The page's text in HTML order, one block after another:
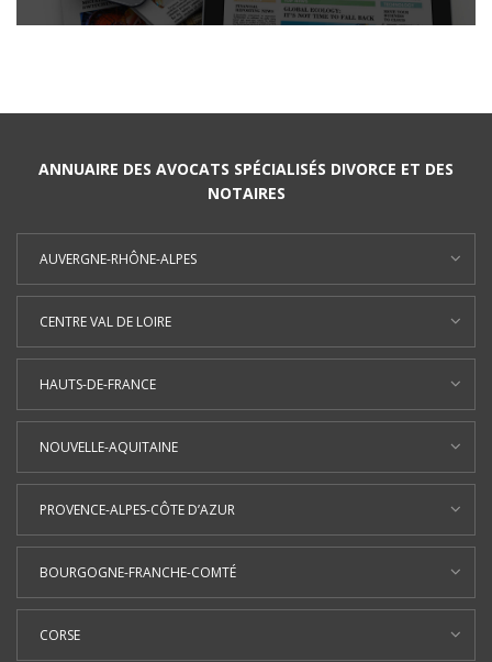
ANNUAIRE DES AVOCATS SPÉCIALISÉS DIVORCE ET DES
NOTAIRES
AUVERGNE-RHÔNE-ALPES
CENTRE VAL DE LOIRE
HAUTS-DE-FRANCE
NOUVELLE-AQUITAINE
PROVENCE-ALPES-CÔTE D’AZUR
BOURGOGNE-FRANCHE-COMTÉ
CORSE